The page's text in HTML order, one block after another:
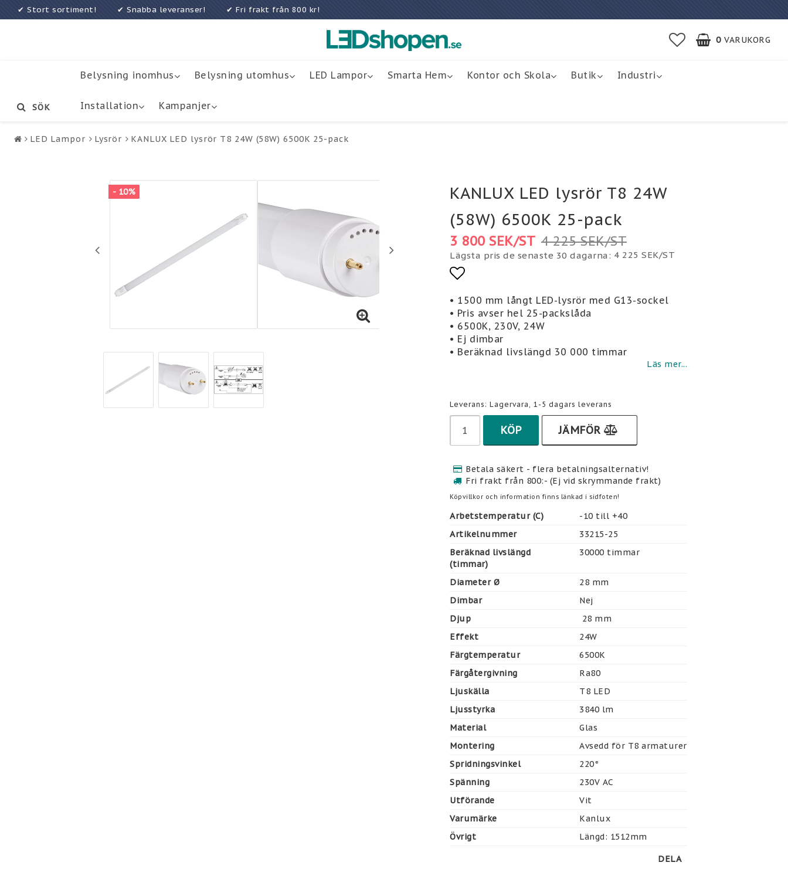
✔ Stort sortiment! ✔ Snabba leveranser! ✔ Fri frakt från 800 kr!
0 VARUKORG
Belysning inomhus Belysning utomhus LED Lampor Smarta Hem Kontor och Skola Butik Industri
Installation Kampanjer
SÖK
LED Lampor Lysrör KANLUX LED lysrör T8 24W (58W) 6500K 25-pack
- 10%
KANLUX LED lysrör T8 24W
(58W) 6500K 25-pack
4 225 SEK/ST
3 800 SEK/ST
Lägsta pris de senaste 30 dagarna 4 225 SEK/ST
Lägg till i favoritlistan
• 1500 mm långt LED-lysrör med G13-sockel
• Pris avser hel 25-packslåda
• 6500K, 230V, 24W
• Ej dimbar
• Beräknad livslängd 30 000 timmar
Läs mer...
Leverans: Lagervara, 1-5 dagars leverans
KÖP JÄMFÖR
Betala säkert - flera betalningsalternativ!
Fri frakt från 800:- (Ej vid skrymmande frakt)
Köpvillkor och information finns länkad i sidfoten!
Arbetstemperatur (C)
-10 till +40
Artikelnummer
33215-25
Beräknad livslängd
(timmar)
30000 timmar
Diameter Ø
28 mm
Dimbar
Nej
Djup
28 mm
Effekt
24W
Färgtemperatur
6500K
Färgåtergivning
Ra80
Ljuskälla
T8 LED
Ljusstyrka
3840 lm
Material
Glas
Montering
Avsedd för T8 armaturer
Spridningsvinkel
220°
Spänning
230V AC
Utförande
Vit
Varumärke
Kanlux
Övrigt
Längd: 1512mm
DELA